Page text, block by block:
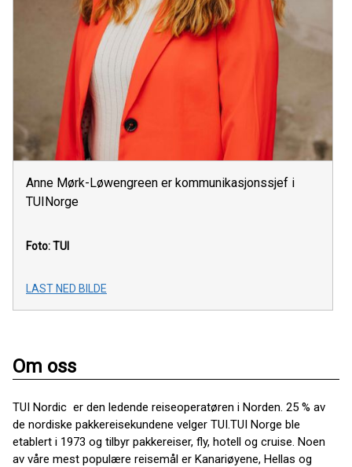
Anne Mørk-Løwengreen er kommunikasjonssjef i
TUINorge
Foto: TUI
LAST NED BILDE
Om oss
TUI Nordic er den ledende reiseoperatøren i Norden. 25 % av
de nordiske pakkereisekundene velger TUI.TUI Norge ble
etablert i 1973 og tilbyr pakkereiser, fly, hotell og cruise. Noen
av våre mest populære reisemål er Kanariøyene, Hellas og